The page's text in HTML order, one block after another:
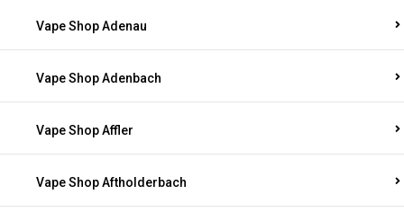
Vape Shop Adenau
Vape Shop Adenbach
Vape Shop Affler
Vape Shop Aftholderbach